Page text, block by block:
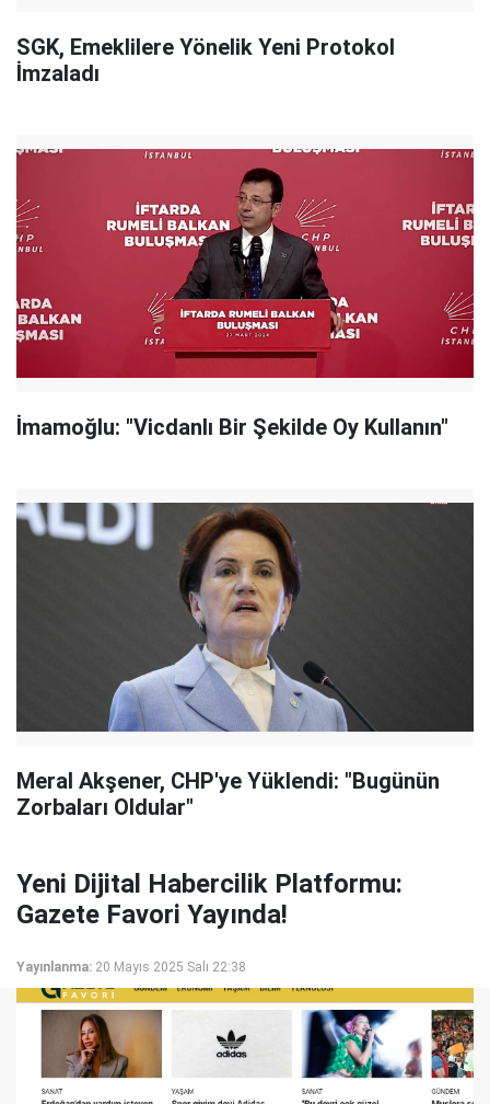
SGK, Emeklilere Yönelik Yeni Protokol
İmzaladı
İmamoğlu: "Vicdanlı Bir Şekilde Oy Kullanın"
Meral Akşener, CHP'ye Yüklendi: "Bugünün
Zorbaları Oldular"
Yeni Dijital Habercilik Platformu:
Gazete Favori Yayında!
Yayınlanma: 20 Mayıs 2025 Salı 22:38